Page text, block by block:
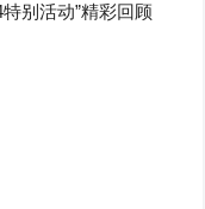
别活动”精彩回顾